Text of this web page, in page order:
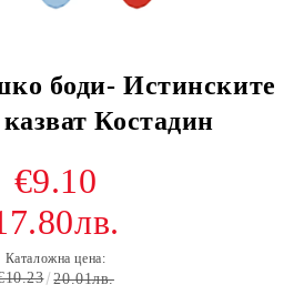
боди- Истинските
Костадин
€9.10
Каталожна цена:
20.01лв.